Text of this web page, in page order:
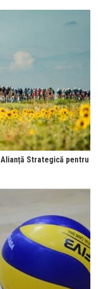
Strategică pentru